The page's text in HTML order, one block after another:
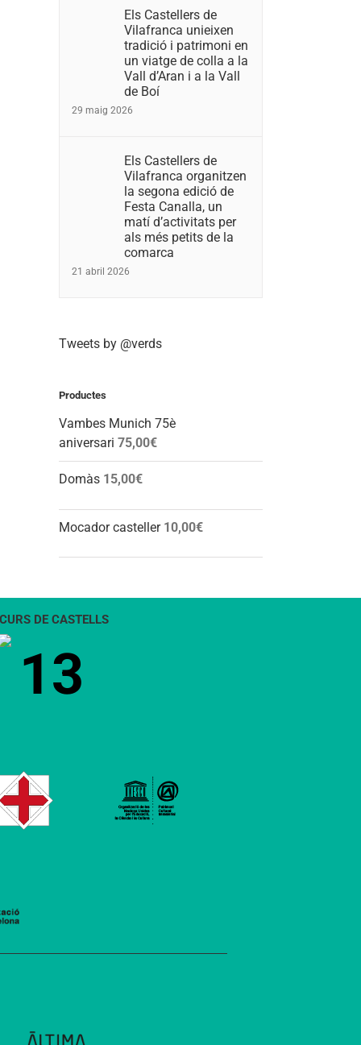
Els Castellers de
Vilafranca unieixen
tradició i patrimoni en
un viatge de colla a la
Vall d’Aran i a la Vall
de Boí
29 maig 2026
Els Castellers de
Vilafranca organitzen
la segona edició de
Festa Canalla, un
matí d’activitats per
als més petits de la
comarca
21 abril 2026
Tweets by @verds
Productes
Vambes Munich 75è
aniversari 75,00€
Domàs 15,00€
Mocador casteller 10,00€
DE CASTELLS
13